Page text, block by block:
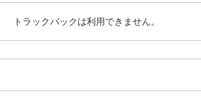
トラックバックは利用できません。